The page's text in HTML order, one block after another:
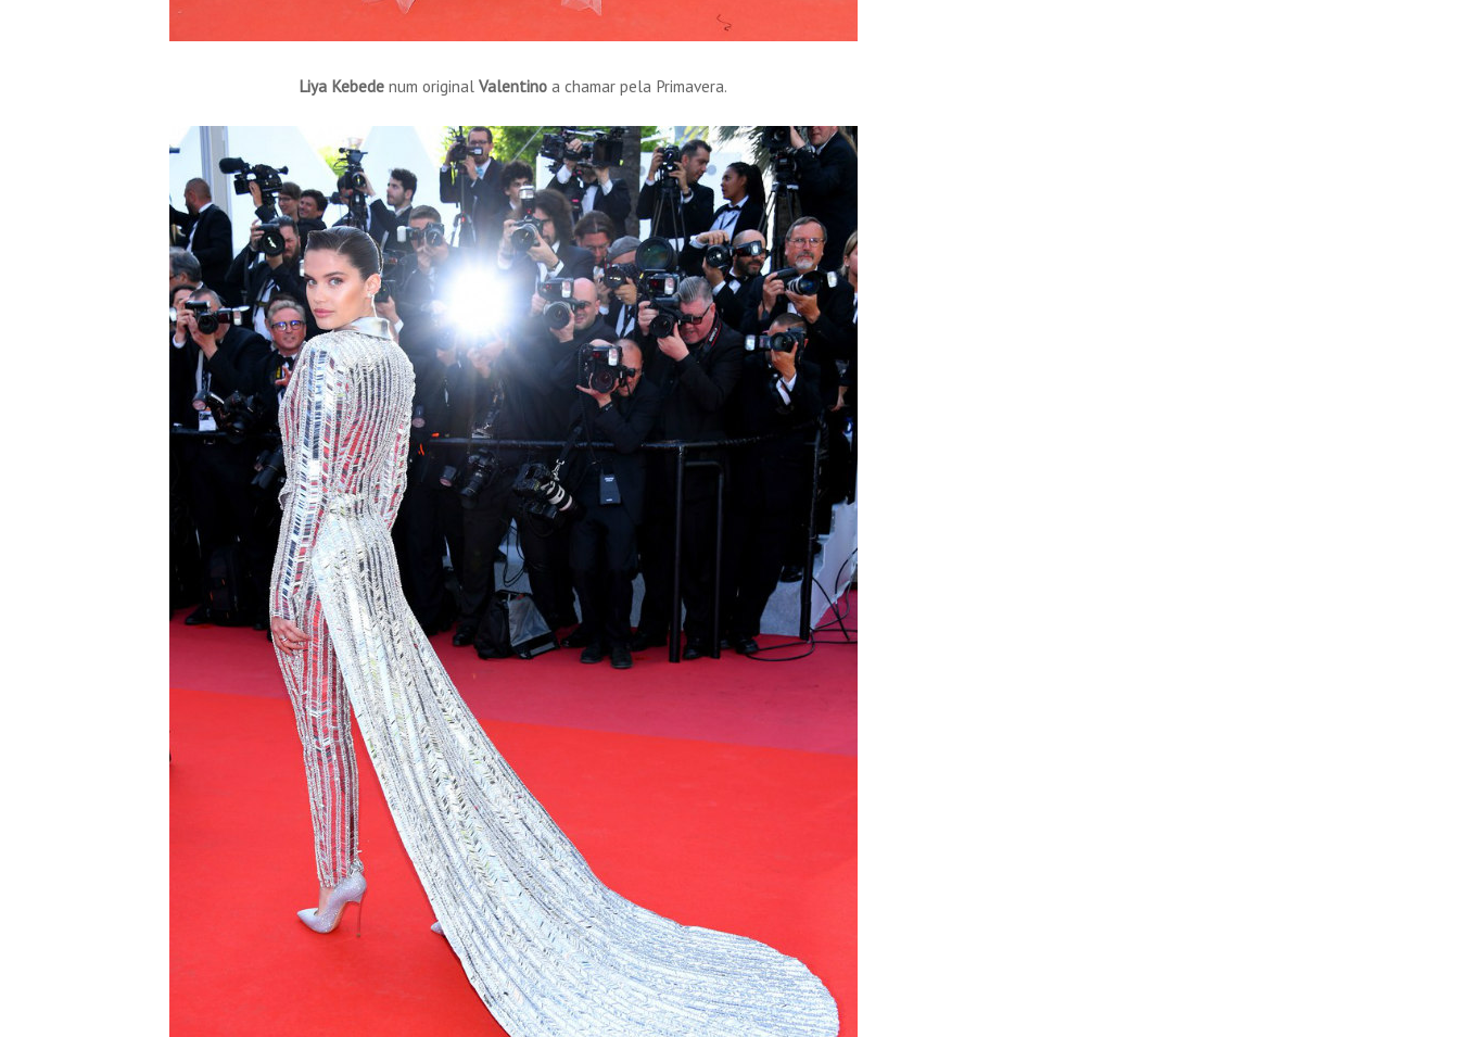
Liya Kebede num original Valentino a chamar pela Primavera.